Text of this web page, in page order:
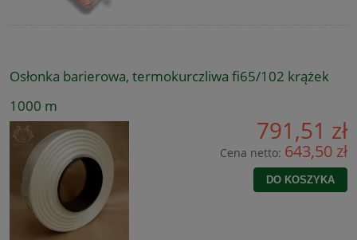
Osłonka barierowa, termokurczliwa fi65/102 krążek
1000 m
791,51 zł
Cena netto: 643,50 zł
DO KOSZYKA